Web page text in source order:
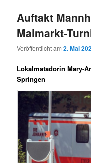
Auftakt
Maimarkt-
Veröffentlicht am2. Mai
Lokalmatadorin Mary-
Springen